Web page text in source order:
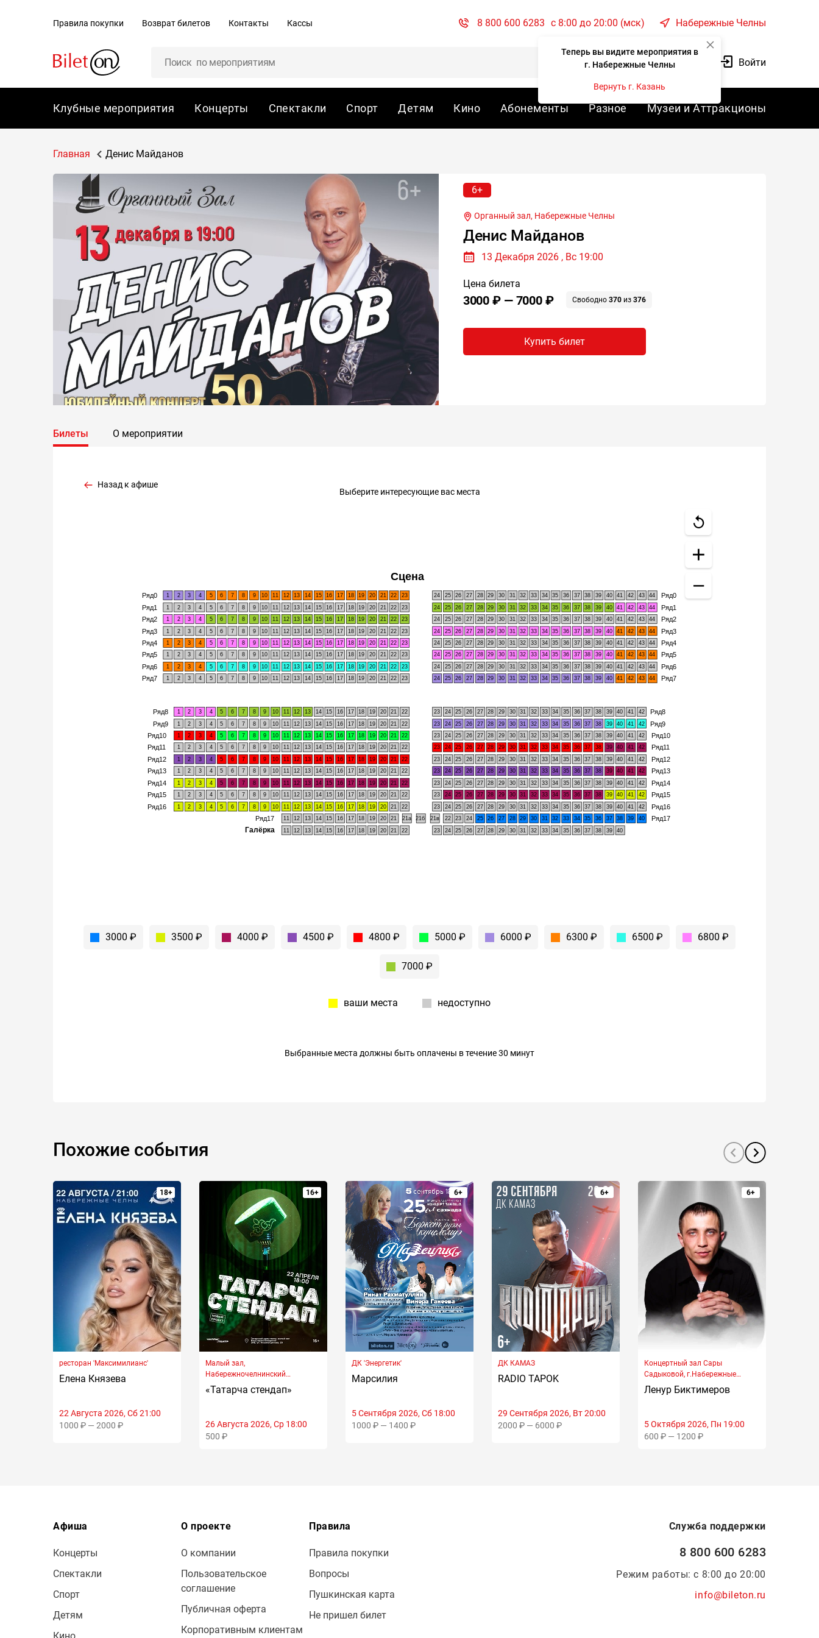
Правила покупки Возврат билетов Контакты Кассы 8 800 600 6283 c 8:00 до 20:00 (мск) Набережные Челны
Теперь вы видите мероприятия в
г. Набережные Челны
Вернуть г. Казань
Корзина Войти
Клубные мероприятия Концерты Спектакли Спорт Детям Кино Абонементы Разное Музеи и Аттракционы
Главная Денис Майданов
6+
Органный зал, Набережные Челны
Денис Майданов
13 Декабря 2026 , Вс 19:00
Цена билета
3000 ₽ — 7000 ₽ Свободно 370из 376
Купить билет
Билеты О мероприятии
Назад к афише
Выберите интересующие вас места
Сцена
Ряд0 Ряд0
Ряд1
Ряд1
Ряд2
Ряд2
Ряд3 Ряд3
Ряд4
Ряд4
Ряд5
Ряд5
Ряд6
Ряд6
Ряд7
Ряд7
Ряд8
Ряд8
Ряд9
Ряд9
Ряд10
Ряд10
Ряд11
Ряд11
Ряд12
Ряд12
Ряд13
Ряд13
Ряд14
Ряд14
Ряд15
Ряд15
Ряд16
Ряд16
Ряд17 Ряд17
Галёрка
1 2 3 4 5 6 7 8 9 10 11 12 13 14 15 16 17 18 19 20 21 22 23 24 25 26 27 28 29 30 31 32 33 34 35 36 37 38 39 40 41 42 43
44
1
2 3 4 5 6 7 8 9 10 11 12 13 14 15 16 17 18 19 20 21 22 23 24 25 26 27 28 29 30 31 32 33 34 35 36 37 38 39 40 41 42 43 44
1 2 3 4 5 6 7 8 9 10 11 12 13 14 15 16 17 18 19 20 21 22 23 24 25 26 27 28 29 30 31 32 33 34 35 36 37 38 39 40 41 42 43 44
1 2 3 4 5 6 7 8 9 10 11 12 13 14 15 16 17 18 19 20 21 22 23 24 25 26 27 28 29 30 31 32 33 34 35 36 37 38 39 40 41 42 43
44
1
2 3 4 5 6 7 8 9 10 11 12 13 14 15 16 17 18 19 20 21 22 23 24 25 26 27 28 29 30 31 32 33 34 35 36 37 38 39 40 41 42 43 44
1 2 3 4 5 6 7 8 9 10 11 12 13 14 15 16 17 18 19 20 21 22 23 24 25 26 27 28 29 30 31 32 33 34 35 36 37 38 39 40 41 42 43
44
1
2 3 4 5 6 7 8 9 10 11 12 13 14 15 16 17 18 19 20 21 22 23 24 25 26 27 28 29 30 31 32 33 34 35 36 37 38 39 40 41 42 43
44
1
2 3 4 5 6 7 8 9 10 11 12 13 14 15 16 17 18 19 20 21 22 23 24 25 26 27 28 29 30 31 32 33 34 35 36 37 38 39 40 41 42 43 44
1 2 3 4 5 6 7 8 9 10 11 12 13 14 15 16 17 18 19 20 21 22 23 24 25 26 27 28 29 30 31 32 33 34 35 36 37 38 39 40 41
42
1
2 3 4 5 6 7 8 9 10 11 12 13 14 15 16 17 18 19 20 21 22 23 24 25 26 27 28 29 30 31 32 33 34 35 36 37 38 39 40 41
42
1
2 3 4 5 6 7 8 9 10 11 12 13 14 15 16 17 18 19 20 21 22 23 24 25 26 27 28 29 30 31 32 33 34 35 36 37 38 39 40 41
42
1
2 3 4 5 6 7 8 9 10 11 12 13 14 15 16 17 18 19 20 21 22 23 24 25 26 27 28 29 30 31 32 33 34 35 36 37 38 39 40 41
42
1
2 3 4 5 6 7 8 9 10 11 12 13 14 15 16 17 18 19 20 21 22 23 24 25 26 27 28 29 30 31 32 33 34 35 36 37 38 39 40 41 42
1 2 3 4 5 6 7 8 9 10 11 12 13 14 15 16 17 18 19 20 21 22 23 24 25 26 27 28 29 30 31 32 33 34 35 36 37 38 39 40 41 42
1 2 3 4 5 6 7 8 9 10 11 12 13 14 15 16 17 18 19 20 21 22 23 24 25 26 27 28 29 30 31 32 33 34 35 36 37 38 39 40 41 42
1 2 3 4 5 6 7 8 9 10 11 12 13 14 15 16 17 18 19 20 21 22 23 24 25 26 27 28 29 30 31 32 33 34 35 36 37 38 39 40 41 42
1 2 3 4 5 6 7 8 9 10 11 12 13 14 15 16 17 18 19 20 21 22 23 24 25 26 27 28 29 30 31 32 33 34 35 36 37 38 39 40 41 42
11 12 13 14 15 16 17 18 19 20 21 21а 21б 21в 22 23 24 25 26 27 28 29 30 31 32 33 34 35 36 37 38 39
40
11
12 13 14 15 16 17 18 19 20 21 22 23 24 25 26 27 28 29 30 31 32 33 34 35 36 37 38 39 40
3000 ₽ 3500 ₽ 4000 ₽ 4500 ₽ 4800 ₽ 5000 ₽ 6000 ₽ 6300 ₽ 6500 ₽ 6800 ₽
7000 ₽
ваши места недоступно
Выбранные места должны быть оплачены в течение 30 минут
Похожие события
18+
ресторан 'Максимилианс'
Елена Князева
22 Августа 2026, Сб 21:00
1000 ₽ — 2000 ₽
16+
Малый зал,
Набережночелнинский
татарский драмтеатр
«Татарча стендап»
26 Августа 2026, Ср 18:00
500 ₽
6+
ДК 'Энергетик'
Марсилия
5 Сентября 2026, Сб 18:00
1000 ₽ — 1400 ₽
6+
ДК КАМАЗ
RADIO TAPOK
29 Сентября 2026, Вт 20:00
2000 ₽ — 6000 ₽
6+
Концертный зал Сары
Садыковой, г.Набережные
Челны, Хасана Туфана проспект,
Ленур Биктимеров
5 Октября 2026, Пн 19:00
600 ₽ — 1200 ₽
Афиша
Концерты
Спектакли
Спорт
Детям
О проекте
О компании
Пользовательское
соглашение
Публичная оферта
Корпоративным клиентам
Правила
Правила покупки
Вопросы
Пушкинская карта
Не пришел билет
Служба поддержки
8 800 600 6283
Режим работы: с 8:00 до 20:00
info@bileton.ru